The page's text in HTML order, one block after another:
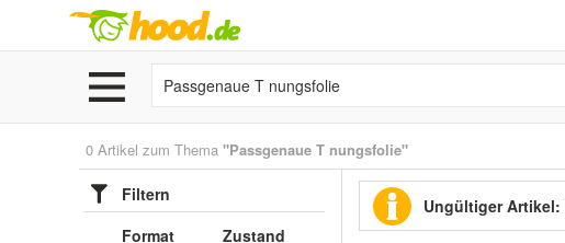
0 Artikel zum Thema "Passgenaue T nungsfolie"
Filtern
Format
Zustand
Ungültiger Artikel: